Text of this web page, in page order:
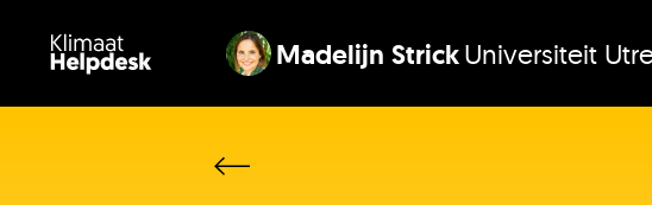
Madelijn StrickUniversiteit